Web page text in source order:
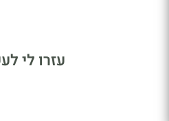
עזרו לי